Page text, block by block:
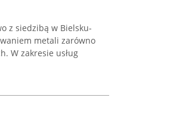
z siedzibą w Bielsku-
metali zarówno
W zakresie usług